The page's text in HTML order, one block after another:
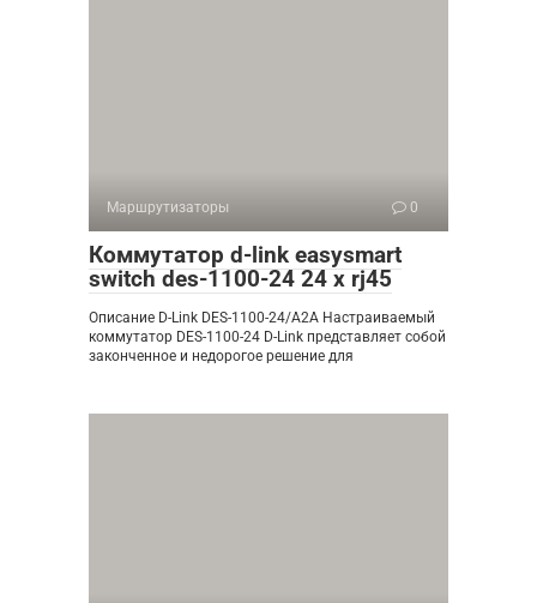
Маршрутизаторы 0
Коммутатор d-link easysmart
switch des-1100-24 24 x rj45
Описание D-Link DES-1100-24/A2A Настраиваемый
коммутатор DES-1100-24 D-Link представляет собой
законченное и недорогое решение для